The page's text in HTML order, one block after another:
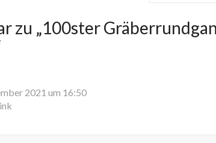
zu „100ster
2021 um 16:50